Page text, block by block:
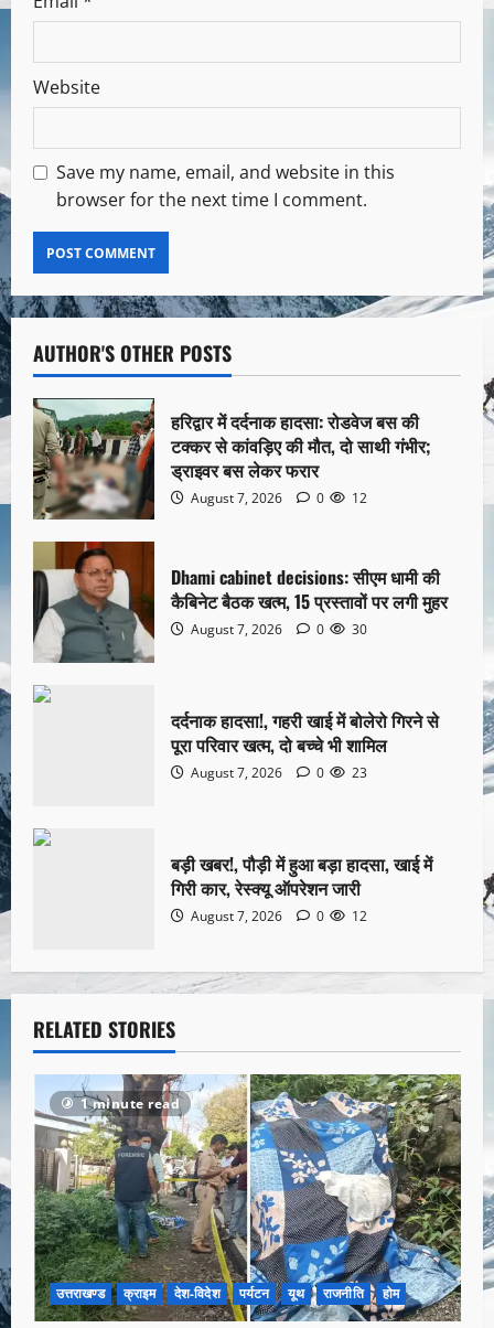
Website
Save my name, email, and website in this
browser for the next time I comment.
AUTHOR'S OTHER POSTS
हरिद्वार में दर्दनाक हादसा: रोडवेज बस की
टक्कर से कांवड़िए की मौत, दो साथी गंभीर;
ड्राइवर बस लेकर फरार
August 7, 2026 0 12
Dhami cabinet decisions: सीएम धामी की
कैबिनेट बैठक खत्म, 15 प्रस्तावों पर लगी मुहर
August 7, 2026 0 30
दर्दनाक हादसा!, गहरी खाई में बोलेरो गिरने से
पूरा परिवार खत्म, दो बच्चे भी शामिल
August 7, 2026 0 23
बड़ी खबर!, पौड़ी में हुआ बड़ा हादसा, खाई में
गिरी कार, रेस्क्यू ऑपरेशन जारी
August 7, 2026 0 12
RELATED STORIES
1 minute read
उत्तराखण्ड क्राइम देश-विदेश पर्यटन यूथ राजनीति होम